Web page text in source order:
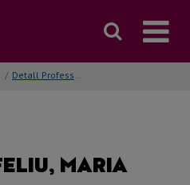
/ Detall Professor/a